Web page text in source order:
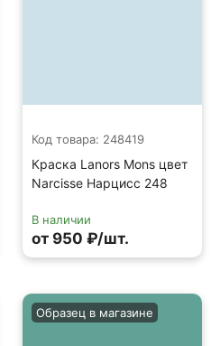
Код товара: 248419
Краска Lanors Mons цвет
Narcisse Нарцисс 248
В наличии
от 950 ₽/шт.
Образец в магазине